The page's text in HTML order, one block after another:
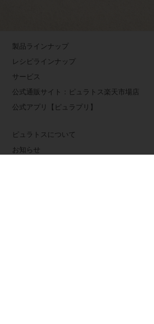
製品ラインナップ
レシピラインナップ
サービス
公式通販サイト：ピュラトス楽天市場店
公式アプリ【ピュラプリ】
ピュラトスについて
お知らせ